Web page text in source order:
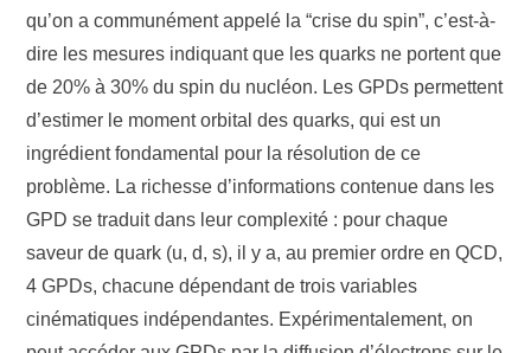
qu’on a communément appelé la “crise du spin”, c’est-à-
dire les mesures indiquant que les quarks ne portent que
de 20% à 30% du spin du nucléon. Les GPDs permettent
d’estimer le moment orbital des quarks, qui est un
ingrédient fondamental pour la résolution de ce
problème. La richesse d’informations contenue dans les
GPD se traduit dans leur complexité : pour chaque
saveur de quark (u, d, s), il y a, au premier ordre en QCD,
4 GPDs, chacune dépendant de trois variables
cinématiques indépendantes. Expérimentalement, on